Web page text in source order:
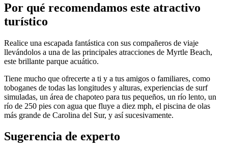
Por qué recomendamos este atractivo
turístico
Realice una escapada fantástica con sus compañeros de viaje
llevándolos a una de las principales atracciones de Myrtle Beach,
este brillante parque acuático.
Tiene mucho que ofrecerte a ti y a tus amigos o familiares, como
toboganes de todas las longitudes y alturas, experiencias de surf
simuladas, un área de chapoteo para tus pequeños, un río lento, un
río de 250 pies con agua que fluye a diez mph, el piscina de olas
más grande de Carolina del Sur, y así sucesivamente.
Sugerencia de experto